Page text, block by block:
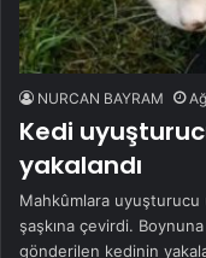
NURCAN BAYRAM
Kedi
yakalandı
Mahkûmlara uyuşturucu
şaşkına çevirdi.
gönderilen kedinin